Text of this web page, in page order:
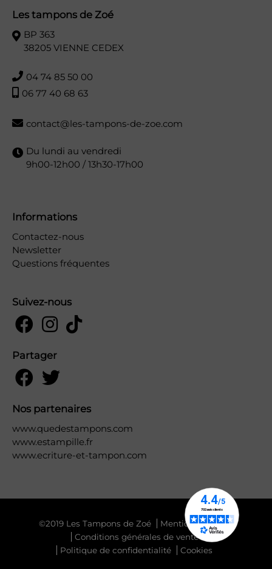
Les tampons de Zoé
BP 363
38205 VIENNE CEDEX
04 74 85 50 00
06 77 40 68 63
contact@les-tampons-de-zoe.com
Du lundi au vendredi
9h00-12h00 / 13h30-17h00
Informations
Contactez-nous
Newsletter
Questions fréquentes
Suivez-nous
Partager
Nos partenaires
www.quedestampons.com
www.estampille.fr
www.ecriture-et-tampon.com
©2019 Les Tampons de Zoé
Mentions légales
Conditions générales de vente
Politique de confidentialité
Cookies